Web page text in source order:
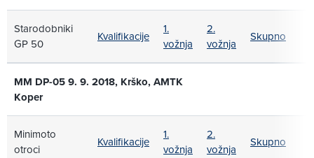
Starodobniki
GP 50
Kvalifikacije
1.
vožnja
2.
vožnja
Skupno
MM DP-05 9. 9. 2018, Krško, AMTK
Koper
Minimoto
otroci
Kvalifikacije
1.
vožnja
2.
vožnja
Skupno